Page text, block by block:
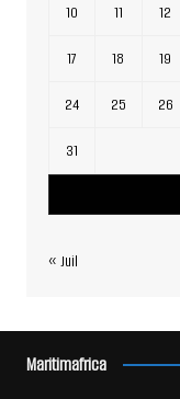
10 11 12
17 18 19
24 25 26
31
« Juil
Maritimafrica